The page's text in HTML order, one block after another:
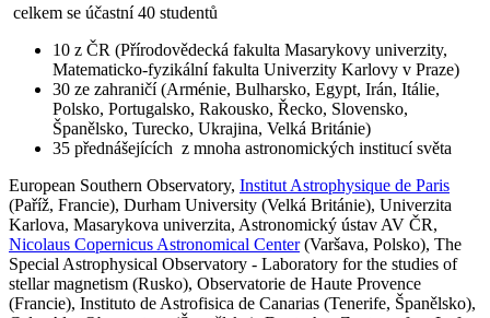
celkem se účastní 40 studentů
10 z ČR (Přírodovědecká fakulta Masarykovy univerzity,
Matematicko-fyzikální fakulta Univerzity Karlovy v Praze)
30 ze zahraničí (Arménie, Bulharsko, Egypt, Irán, Itálie,
Polsko, Portugalsko, Rakousko, Řecko, Slovensko,
Španělsko, Turecko, Ukrajina, Velká Británie)
35 přednášejících z mnoha astronomických institucí světa
European Southern Observatory, Institut Astrophysique de Paris
(Paříž, Francie), Durham University (Velká Británie), Univerzita
Karlova, Masarykova univerzita, Astronomický ústav AV ČR,
Nicolaus Copernicus Astronomical Center(Varšava, Polsko), The
Special Astrophysical Observatory - Laboratory for the studies of
stellar magnetism (Rusko), Observatorie de Haute Provence
(Francie), Instituto de Astrofisica de Canarias (Tenerife, Španělsko),